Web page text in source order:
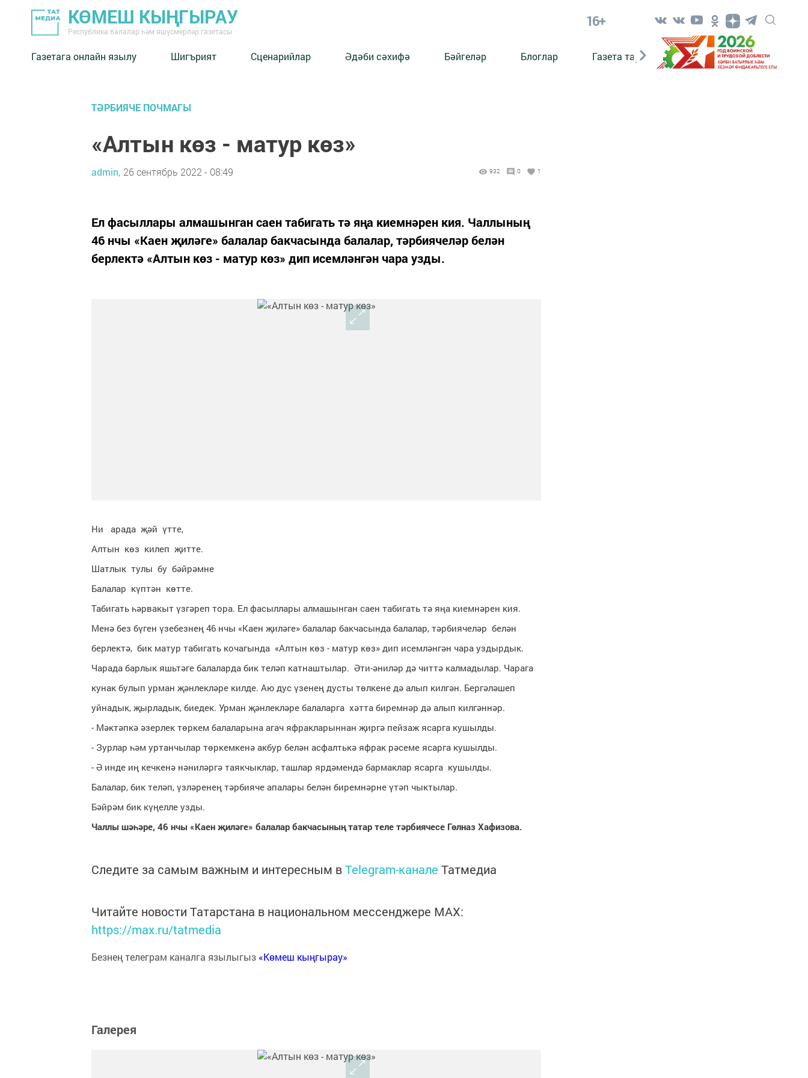
КӨМЕШ КЫҢГЫРАУ
Республика балалар һәм яшүсмерләр газетасы
16+
Газетага онлайн язылу Шигърият Сценарийлар Әдәби сәхифә Бәйгеләр Блоглар Газета тарихы Әкият Әкият
ТӘРБИЯЧЕ ПОЧМАГЫ
«Алтын көз - матур көз»
admin, 26 сентябрь 2022 - 08:49 932 0 1
Ел фасыллары алмашынган саен табигать тә яңа киемнәрен кия. Чаллының
46 нчы «Каен җиләге» балалар бакчасында балалар, тәрбиячеләр белән
берлектә «Алтын көз - матур көз» дип исемләнгән чара узды.
Ни арада җәй үтте,
Алтын көз килеп җитте.
Шатлык тулы бу бәйрәмне
Балалар күптән көтте.
Табигать һәрвакыт үзгәреп тора. Ел фасыллары алмашынган саен табигать тә яңа киемнәрен кия.
Менә без бүген үзебезнең 46 нчы «Каен җиләге» балалар бакчасында балалар, тәрбиячеләр белән
берлектә, бик матур табигать кочагында «Алтын көз - матур көз» дип исемләнгән чара уздырдык.
Чарада барлык яшьтәге балаларда бик теләп катнаштылар. Әти-әниләр дә читтә калмадылар. Чарага
кунак булып урман җәнлекләре килде. Аю дус үзенең дусты төлкене дә алып килгән. Бергәләшеп
уйнадык, җырладык, биедек. Урман җәнлекләре балаларга хәтта биремнәр дә алып килгәннәр.
- Мәктәпкә әзерлек төркем балаларына агач яфракларыннан җиргә пейзаж ясарга кушылды.
- Зурлар һәм уртанчылар төркемкенә акбур белән асфалтькә яфрак рәсеме ясарга кушылды.
- Ә инде иң кечкенә нәниләргә таякчыклар, ташлар ярдәмендә бармаклар ясарга кушылды.
Балалар, бик теләп, үзләренең тәрбияче апалары белән биремнәрне үтәп чыктылар.
Бәйрәм бик күңелле узды.
Чаллы шәһәре, 46 нчы «Каен җиләге» балалар бакчасының татар теле тәрбиячесе Гөлназ Хафизова.
Следите за самым важным и интересным вTelegram-канале Татмедиа
Читайте новости Татарстана в национальном мессенджере MАХ:
https://max.ru/tatmedia
Безнең телеграм каналга язылыгыз «Көмеш кыңгырау»
Галерея